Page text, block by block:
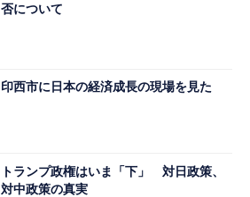
否について
印西市に日本の経済成長の現場を見た
トランプ政権はいま「下」 対日政策、
対中政策の真実